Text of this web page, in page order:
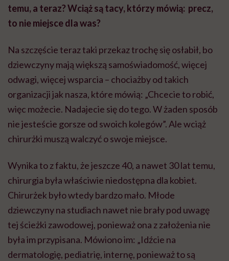
temu, a teraz? Wciąż są tacy, którzy mówią: precz,
to nie miejsce dla was?
Na szczęście teraz taki przekaz trochę się osłabił, bo
dziewczyny mają większą samoświadomość, więcej
odwagi, więcej wsparcia – chociażby od takich
organizacji jak nasza, które mówią: „Chcecie to robić,
więc możecie. Nadajecie się do tego. W żaden sposób
nie jesteście gorsze od swoich kolegów”. Ale wciąż
chirurżki muszą walczyć o swoje miejsce.
Wynika to z faktu, że jeszcze 40, a nawet 30 lat temu,
chirurgia była właściwie niedostępna dla kobiet.
Chirurżek było wtedy bardzo mało. Młode
dziewczyny na studiach nawet nie brały pod uwagę
tej ścieżki zawodowej, ponieważ ona z założenia nie
była im przypisana. Mówiono im: „Idźcie na
dermatologię, pediatrię, internę, ponieważ to są